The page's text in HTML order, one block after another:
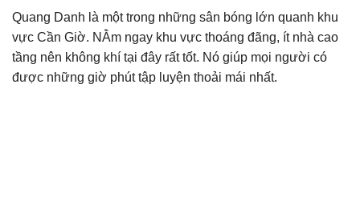
Quang Danh là một trong những sân bóng lớn quanh khu
vực Cần Giờ. NẰm ngay khu vực thoáng đãng, ít nhà cao
tầng nên không khí tại đây rất tốt. Nó giúp mọi người có
được những giờ phút tập luyện thoải mái nhất.